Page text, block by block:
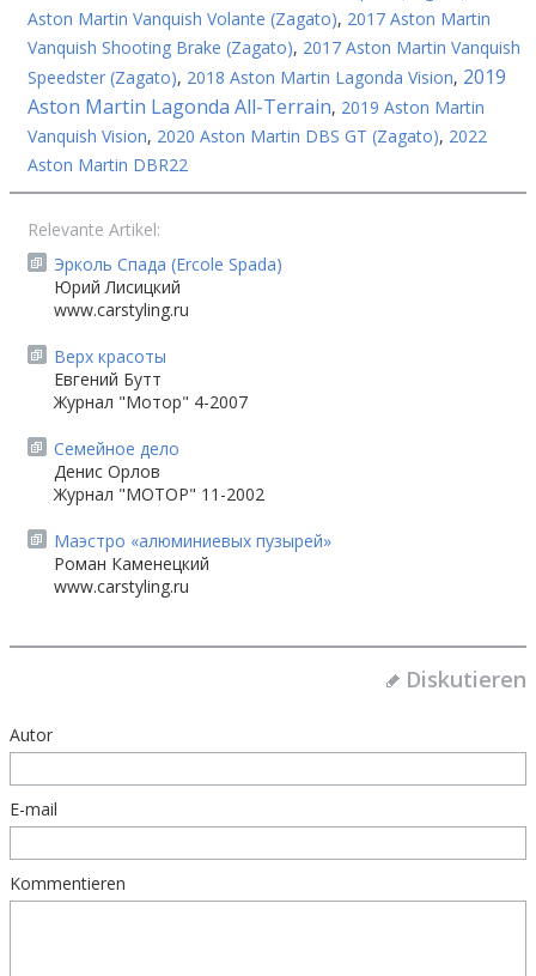
Aston Martin Vanquish Volante (Zagato), 2017 Aston Martin
Vanquish Shooting Brake (Zagato), 2017 Aston Martin Vanquish
Speedster (Zagato), 2018 Aston Martin Lagonda Vision, 2019
Aston Martin Lagonda All-Terrain, 2019 Aston Martin
Vanquish Vision, 2020 Aston Martin DBS GT (Zagato), 2022
Aston Martin DBR22
Relevante Artikel:
Эрколь Спада (Ercole Spada)
Юрий Лисицкий
www.carstyling.ru
Верх красоты
Евгений Бутт
Журнал "Мотор" 4-2007
Семейное дело
Денис Орлов
Журнал "МОТОР" 11-2002
Маэстро «алюминиевых пузырей»
Роман Каменецкий
www.carstyling.ru
Diskutieren
Autor
E-mail
Kommentieren